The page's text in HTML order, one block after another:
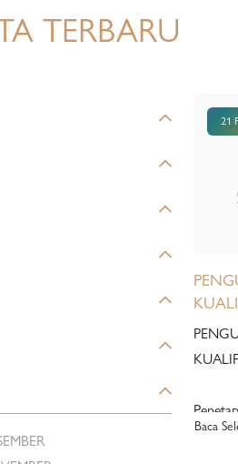
TERBARU
21
Studi
018.5/
Baca